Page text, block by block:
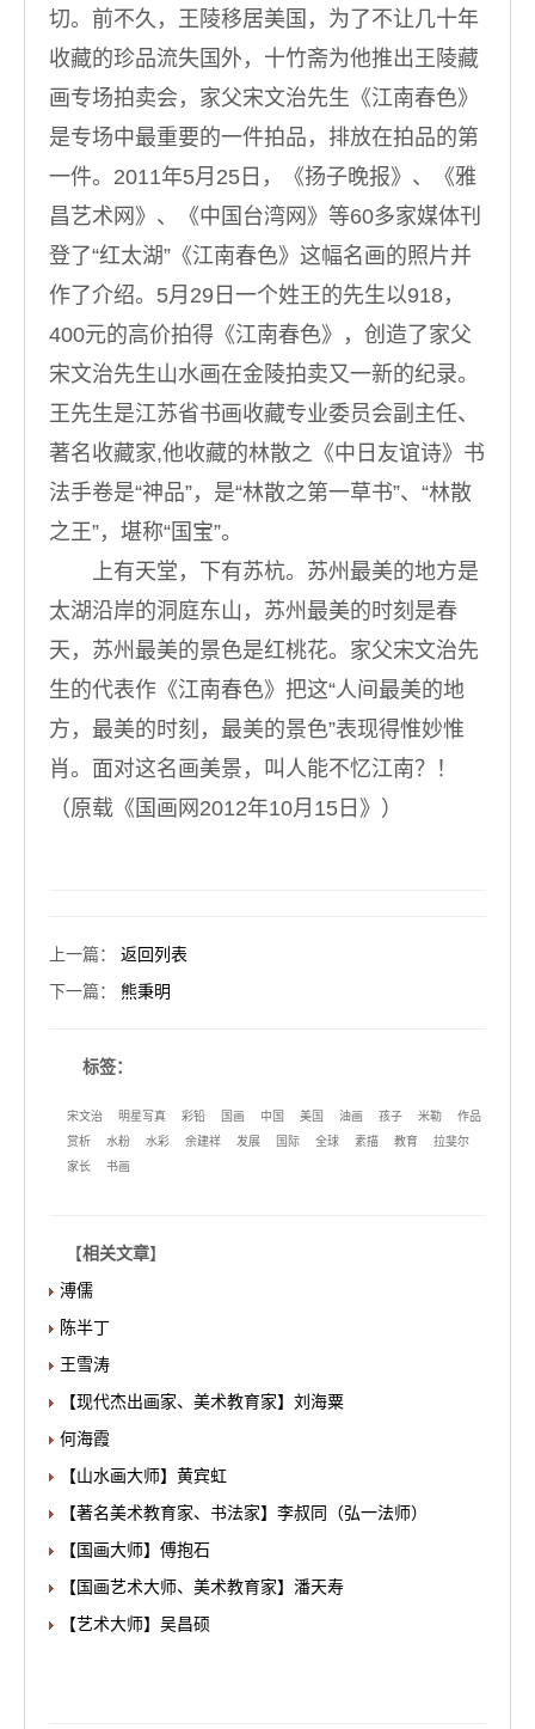
切。前不久，王陵移居美国，为了不让几十年
收藏的珍品流失国外，十竹斋为他推出王陵藏
画专场拍卖会，家父宋文治先生《江南春色》
是专场中最重要的一件拍品，排放在拍品的第
一件。2011年5月25日，《扬子晚报》、《雅
昌艺术网》、《中国台湾网》等60多家媒体刊
登了“红太湖”《江南春色》这幅名画的照片并
作了介绍。5月29日一个姓王的先生以918，
400元的高价拍得《江南春色》，创造了家父
宋文治先生山水画在金陵拍卖又一新的纪录。
王先生是江苏省书画收藏专业委员会副主任、
著名收藏家,他收藏的林散之《中日友谊诗》书
法手卷是“神品”，是“林散之第一草书”、“林散
之王”，堪称“国宝”。
上有天堂，下有苏杭。苏州最美的地方是
太湖沿岸的洞庭东山，苏州最美的时刻是春
天，苏州最美的景色是红桃花。家父宋文治先
生的代表作《江南春色》把这“人间最美的地
方，最美的时刻，最美的景色”表现得惟妙惟
肖。面对这名画美景，叫人能不忆江南？！
（原载《国画网2012年10月15日》）
上一篇： 返回列表
下一篇： 熊秉明
标签：
宋文治 明星写真 彩铅 国画 中国 美国 油画 孩子 米勒
作品
赏析
水粉 水彩 余建祥 发展 国际 全球 素描 教育
拉斐尔
家长
书画
【相关文章】
溥儒
陈半丁
王雪涛
【现代杰出画家、美术教育家】刘海粟
何海霞
【山水画大师】黄宾虹
【著名美术教育家、书法家】李叔同（弘一法师）
【国画大师】傅抱石
【国画艺术大师、美术教育家】潘天寿
【艺术大师】吴昌硕